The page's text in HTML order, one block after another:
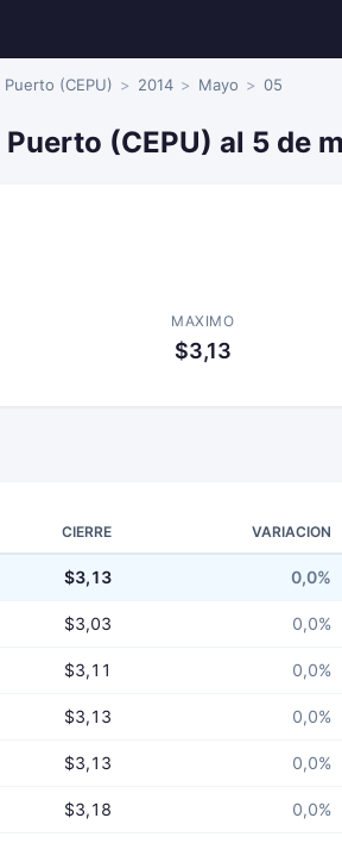
(CEPU) 2014 Mayo 05
(CEPU) al 5 de
MAXIMO
$3,13
CIERRE VARIACION
$3,13 0,0%
$3,03 0,0%
$3,11 0,0%
$3,13 0,0%
$3,13 0,0%
$3,18 0,0%